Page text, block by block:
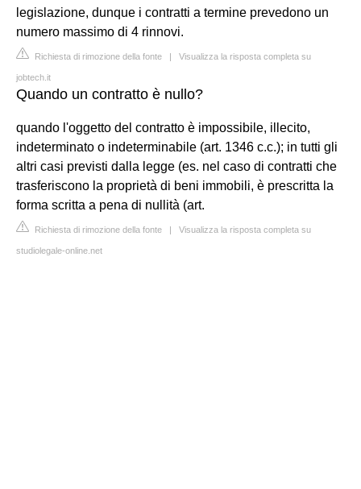
legislazione, dunque i contratti a termine prevedono un
numero massimo di 4 rinnovi.
Richiesta di rimozione della fonte | Visualizza la risposta completa su
jobtech.it
Quando un contratto è nullo?
quando l'oggetto del contratto è impossibile, illecito,
indeterminato o indeterminabile (art. 1346 c.c.); in tutti gli
altri casi previsti dalla legge (es. nel caso di contratti che
trasferiscono la proprietà di beni immobili, è prescritta la
forma scritta a pena di nullità (art.
Richiesta di rimozione della fonte | Visualizza la risposta completa su
studiolegale-online.net